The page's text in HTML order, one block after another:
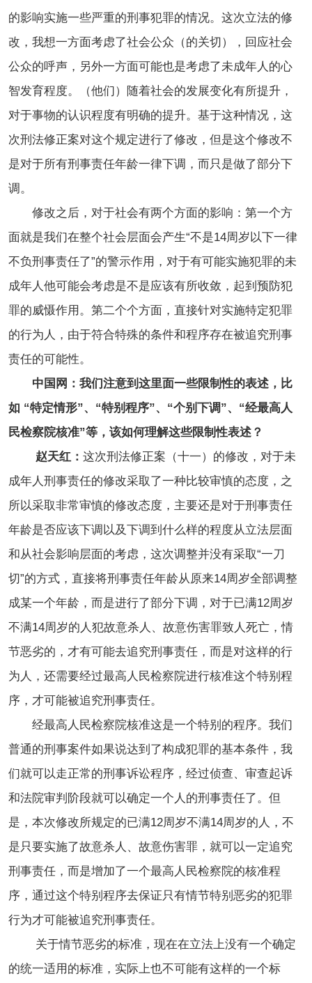
的影响实施一些严重的刑事犯罪的情况。这次立法的修
改，我想一方面考虑了社会公众（的关切），回应社会
公众的呼声，另外一方面可能也是考虑了未成年人的心
智发育程度。（他们）随着社会的发展变化有所提升，
对于事物的认识程度有明确的提升。基于这种情况，这
次刑法修正案对这个规定进行了修改，但是这个修改不
是对于所有刑事责任年龄一律下调，而只是做了部分下
调。
修改之后，对于社会有两个方面的影响：第一个方
面就是我们在整个社会层面会产生“不是14周岁以下一律
不负刑事责任了”的警示作用，对于有可能实施犯罪的未
成年人他可能会考虑是不是应该有所收敛，起到预防犯
罪的威慑作用。第二个个方面，直接针对实施特定犯罪
的行为人，由于符合特殊的条件和程序存在被追究刑事
责任的可能性。
中国网：我们注意到这里面一些限制性的表述，比
如 “特定情形”、“特别程序”、“个别下调”、“经最高人
民检察院核准”等，该如何理解这些限制性表述？
赵天红： 这次刑法修正案（十一）的修改，对于未
成年人刑事责任的修改采取了一种比较审慎的态度，之
所以采取非常审慎的修改态度，主要还是对于刑事责任
年龄是否应该下调以及下调到什么样的程度从立法层面
和从社会影响层面的考虑，这次调整并没有采取“一刀
切”的方式，直接将刑事责任年龄从原来14周岁全部调整
成某一个年龄，而是进行了部分下调，对于已满12周岁
不满14周岁的人犯故意杀人、故意伤害罪致人死亡，情
节恶劣的，才有可能去追究刑事责任，而是对这样的行
为人，还需要经过最高人民检察院进行核准这个特别程
序，才可能被追究刑事责任。
经最高人民检察院核准这是一个特别的程序。我们
普通的刑事案件如果说达到了构成犯罪的基本条件，我
们就可以走正常的刑事诉讼程序，经过侦查、审查起诉
和法院审判阶段就可以确定一个人的刑事责任了。但
是，本次修改所规定的已满12周岁不满14周岁的人，不
是只要实施了故意杀人、故意伤害罪，就可以一定追究
刑事责任，而是增加了一个最高人民检察院的核准程
序，通过这个特别程序去保证只有情节特别恶劣的犯罪
行为才可能被追究刑事责任。
关于情节恶劣的标准，现在在立法上没有一个确定
的统一适用的标准，实际上也不可能有这样的一个标